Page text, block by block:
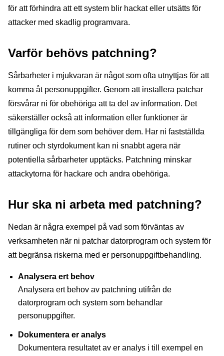
för att förhindra att ett system blir hackat eller utsätts för
attacker med skadlig programvara.
Varför behövs patchning?
Sårbarheter i mjukvaran är något som ofta utnyttjas för att
komma åt personuppgifter. Genom att installera patchar
försvårar ni för obehöriga att ta del av information. Det
säkerställer också att information eller funktioner är
tillgängliga för dem som behöver dem. Har ni fastställda
rutiner och styrdokument kan ni snabbt agera när
potentiella sårbarheter upptäcks. Patchning minskar
attackytorna för hackare och andra obehöriga.
Hur ska ni arbeta med patchning?
Nedan är några exempel på vad som förväntas av
verksamheten när ni patchar datorprogram och system för
att begränsa riskerna med er personuppgiftbehandling.
Analysera ert behov
Analysera ert behov av patchning utifrån de
datorprogram och system som behandlar
personuppgifter.
Dokumentera er analys
Dokumentera resultatet av er analys i till exempel en